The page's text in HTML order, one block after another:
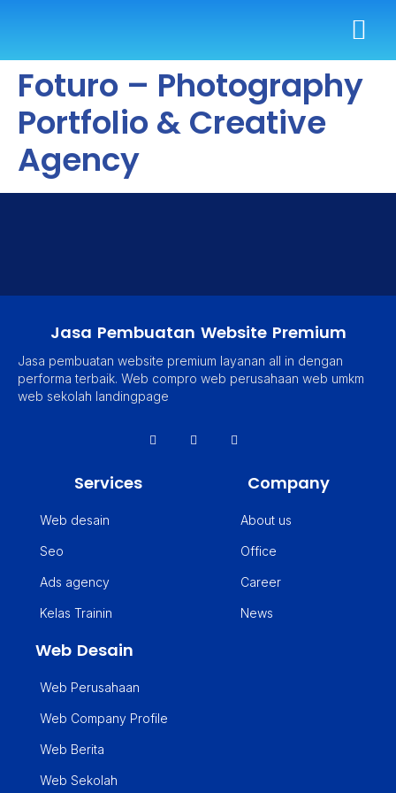
Foturo – Photography
Portfolio & Creative
Agency
Jasa Pembuatan Website Premium
Jasa pembuatan website premium layanan all in dengan
performa terbaik. Web compro web perusahaan web umkm
web sekolah landingpage
Services
Web desain
Seo
Ads agency
Kelas Trainin
Company
About us
Office
Career
News
Web Desain
Web Perusahaan
Web Company Profile
Web Berita
Web Sekolah